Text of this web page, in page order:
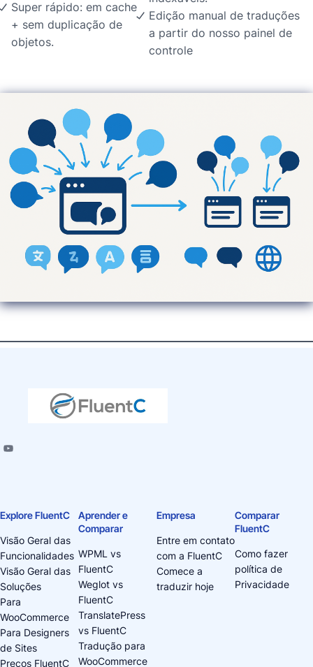
Super rápido: em cache
+ sem duplicação de
objetos.
Edição manual de traduções
a partir do nosso painel de
controle
Explore FluentC
Visão Geral das
Funcionalidades
Visão Geral das
Soluções
Para
WooCommerce
Para Designers
de Sites
Preços FluentC
Aprender e
Comparar
WPML vs
FluentC
Weglot vs
FluentC
TranslatePress
vs FluentC
Tradução para
WooCommerce
Empresa
Entre em contato
com a FluentC
Comece a
traduzir hoje
Comparar
FluentC
Como fazer
política de
Privacidade